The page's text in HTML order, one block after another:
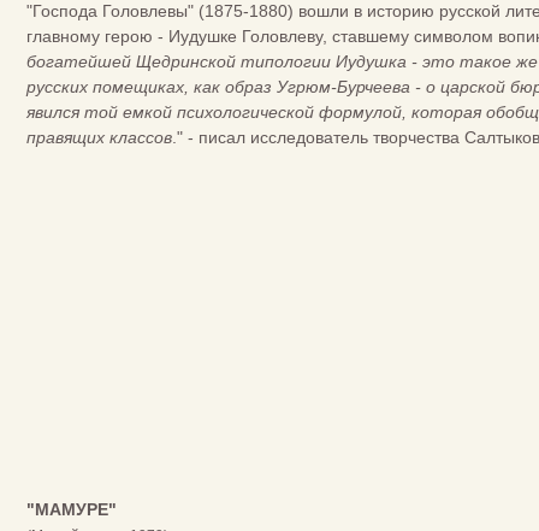
"Господа Головлевы" (1875-1880) вошли в историю русской
главному герою - Иудушке Головлеву, ставшему символом
богатейшей Щедринской типологии Иудушка - это такое же
русских помещиках, как образ Угрюм-Бурчеева - о царской
явился той емкой психологической формулой, которая
правящих классов ." - писал исследователь творчества
"МАМУРЕ"